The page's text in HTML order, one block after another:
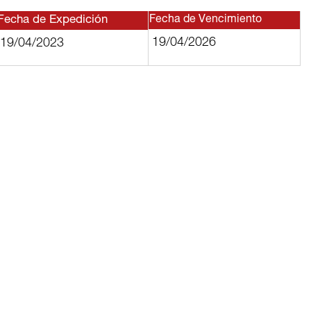
de Expedición
19/04/2023
Fecha de Vencimiento
19/04/2026